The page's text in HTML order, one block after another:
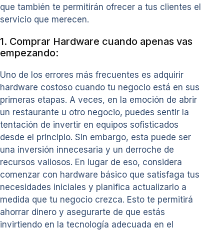
que también te permitirán ofrecer a tus clientes el
servicio que merecen.
1. Comprar Hardware cuando apenas vas
empezando:
Uno de los errores más frecuentes es adquirir
hardware costoso cuando tu negocio está en sus
primeras etapas. A veces, en la emoción de abrir
un restaurante u otro negocio, puedes sentir la
tentación de invertir en equipos sofisticados
desde el principio. Sin embargo, esta puede ser
una inversión innecesaria y un derroche de
recursos valiosos. En lugar de eso, considera
comenzar con hardware básico que satisfaga tus
necesidades iniciales y planifica actualizarlo a
medida que tu negocio crezca. Esto te permitirá
ahorrar dinero y asegurarte de que estás
invirtiendo en la tecnología adecuada en el